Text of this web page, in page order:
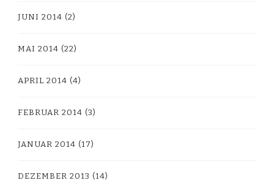
JUNI 2014 (2)
MAI 2014 (22)
APRIL 2014 (4)
FEBRUAR 2014 (3)
JANUAR 2014 (17)
DEZEMBER 2013 (14)